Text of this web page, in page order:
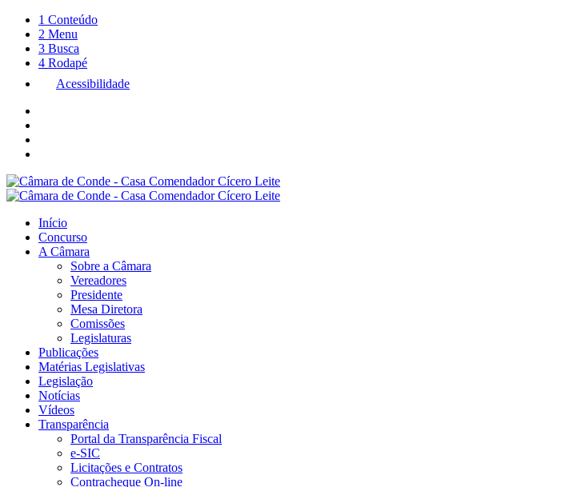
1 Conteúdo
2 Menu
3 Busca
4 Rodapé
Acessibilidade
Início
Concurso
A Câmara
Sobre a Câmara
Vereadores
Presidente
Mesa Diretora
Comissões
Legislaturas
Publicações
Matérias Legislativas
Legislação
Notícias
Vídeos
Transparência
Portal da Transparência Fiscal
e-SIC
Licitações e Contratos
Contracheque On-line